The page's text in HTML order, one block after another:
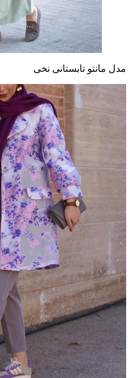
مدل مانتو تابستانی نخی